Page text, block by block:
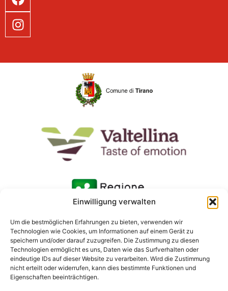
Einwilligung verwalten
Um die bestmöglichen Erfahrungen zu bieten, verwenden wir
Technologien wie Cookies, um Informationen auf einem Gerät zu
speichern und/oder darauf zuzugreifen. Die Zustimmung zu diesen
Technologien ermöglicht es uns, Daten wie das Surfverhalten oder
eindeutige IDs auf dieser Website zu verarbeiten. Wird die Zustimmung
nicht erteilt oder widerrufen, kann dies bestimmte Funktionen und
Eigenschaften beeinträchtigen.